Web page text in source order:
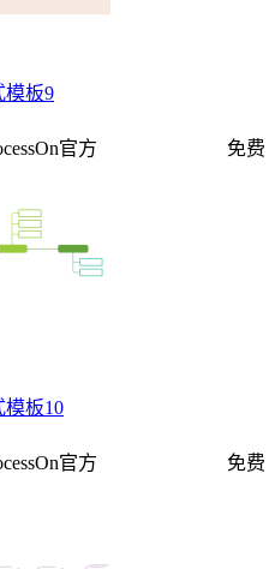
模板9
官方
免费
板10
官方
免费